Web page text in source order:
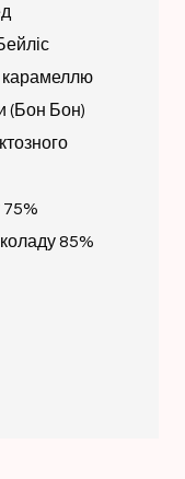
карамеллю
(Бон Бон)
75%
85%